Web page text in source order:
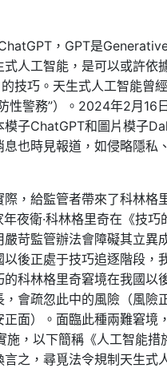
，GPT是
人工智能，是可以或許依
技巧。天生式人工智能曾
性警務”）。2024年2月16
子ChatGPT和圖片模子
也時見報道，如侵略隱私
，給監管者帶來了科林格
夜衛·科林格里奇在《技
苛監管辦法會障礙其立異
後正處于技巧追逐階段，
科林格里奇窘境在我國以
會疏忽此中的風險（風險
面）。面臨此種兩難窘境
，以下簡稱《人工智能措
之，尋覓法令規制天生式